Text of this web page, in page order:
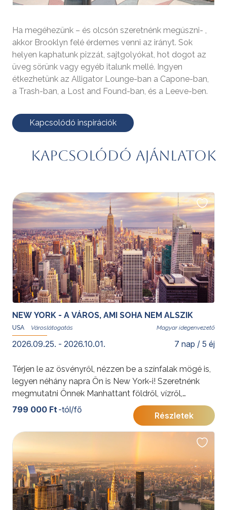
Ha megéhezünk – és olcsón szeretnénk megúszni- ,
akkor Brooklyn felé érdemes venni az irányt. Sok
helyen kaphatunk pizzát, sajtgolyókat, hot dogot az
üveg sörünk vagy egyéb italunk mellé. Ingyen
étkezhetünk az Alligator Lounge-ban a Capone-ban,
a Trash-ban, a Lost and Found-ban, és a Leeve-ben.
Kapcsolódó inspirációk
Kapcsolódó ajánlatok
NEW YORK - A VÁROS, AMI SOHA NEM ALSZIK
USA Magyar idegenvezető
2026.09.25. - 2026.10.01. 7 nap / 5 éj
Térjen le az ösvényről, nézzen be a színfalak mögé is,
legyen néhány napra Ön is New York-i! Szeretnénk
megmutatni Önnek Manhattant földről, vízről,
levegőből! Múzeum, piac és sportesemény,
felhőkarcolók és metró – megannyi képeslap, melyen
saját fényképei köszönnek vissza. Tartson velünk az
izgalmas programon, mely betekintést nyújt a világ
talán legismertebb városának életébe!
További érdekességekért az Amerikai Egyesült
Államokról kattintson ide.
Az elhelyezés Superior/Premium kategóriájú
799 000 Ft-tól/fő
Részletek